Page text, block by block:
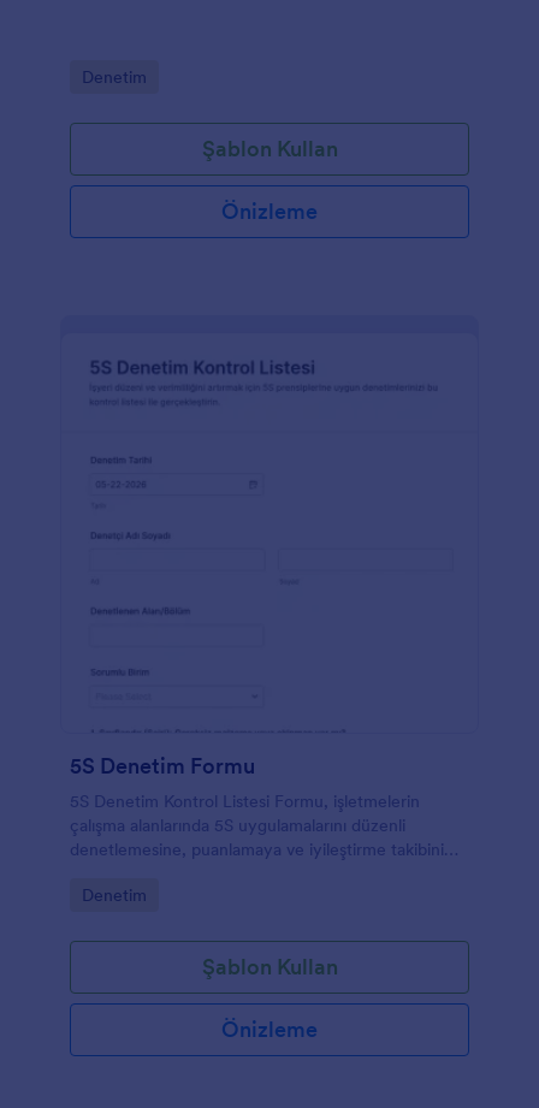
Go to Category:
Denetim
Şablon Kullan
Önizleme
5S Denetim Formu
5S Denetim Kontrol Listesi Formu, işletmelerin
çalışma alanlarında 5S uygulamalarını düzenli
denetlemesine, puanlamaya ve iyileştirme takibini
Go to Category:
Denetim
Şablon Kullan
Önizleme